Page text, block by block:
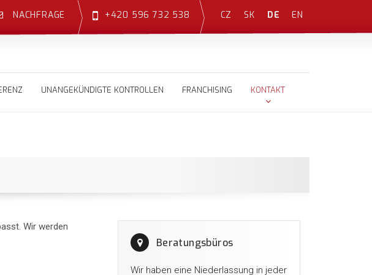
CZ SK DE EN
NACHFRAGE +420 596 732 538
UNANGEKÜNDIGTE KONTROLLEN FRANCHISING KONTAKT
Wir werden
Beratungsbüros
Wir haben eine Niederlassung in jeder